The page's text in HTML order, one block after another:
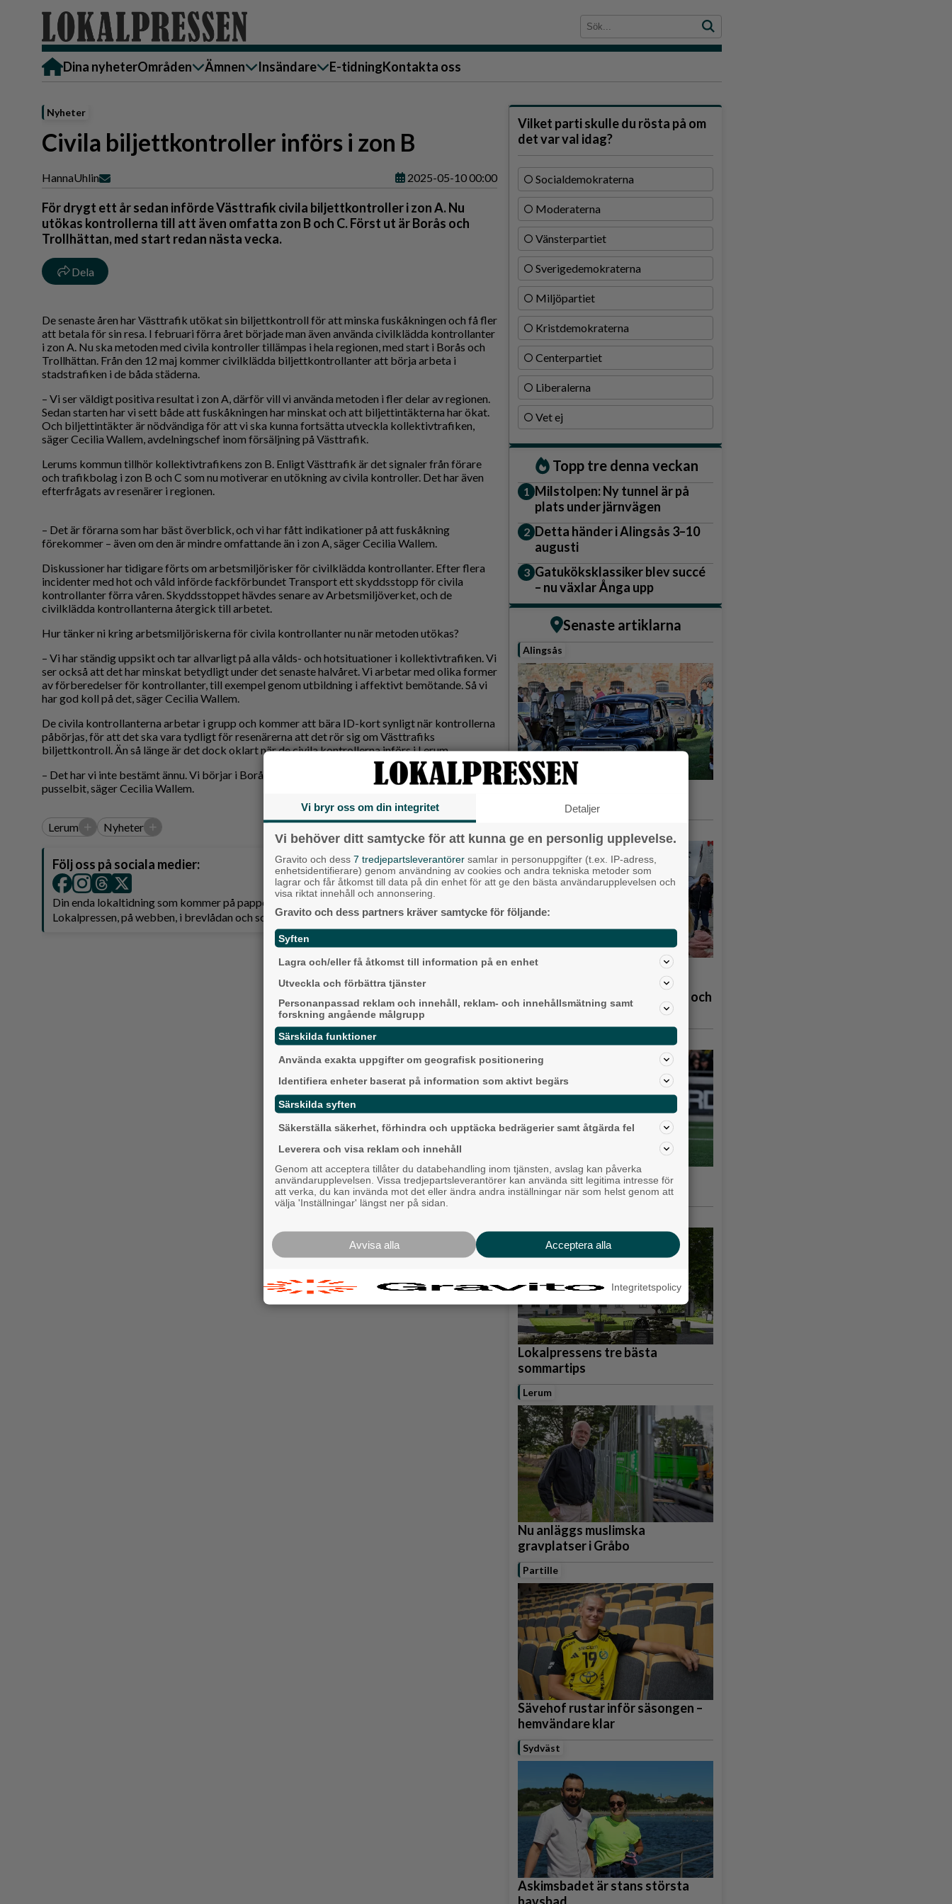
Dina nyheterOmråden
Lerum
Backa/Kärra
Hisingen
Ämnen
Krönika
Nyheter
Näringsliv
Reportage
Sport
Insändare
Härryda
Göteborg
Backa/Kärra
E-tidningKontakta oss
Nyheter
Civila biljettkontroller införs i zon B
HannaUhlin 2025-05-10 00:00
För drygt ett år sedan införde Västtrafik civila biljettkontroller i zon A. Nu
utökas kontrollerna till att även omfatta zon B och C. Först ut är Borås och
Trollhättan, med start redan nästa vecka.
Dela
De senaste åren har Västtrafik utökat sin biljettkontroll för att minska fuskåkningen och få fler
att betala för sin resa. I februari förra året började man även använda civilklädda kontrollanter
i zon A. Nu ska metoden med civila kontroller tillämpas i hela regionen, med start i Borås och
Trollhättan. Från den 12 maj kommer civilklädda biljettkontrollanter att börja arbeta i
stadstrafiken i de båda städerna.
– Vi ser väldigt positiva resultat i zon A, därför vill vi använda metoden i fler delar av regionen.
Sedan starten har vi sett både att fuskåkningen har minskat och att biljettintäkterna har ökat.
Och biljettintäkter är nödvändiga för att vi ska kunna fortsätta utveckla kollektivtrafiken,
säger Cecilia Wallem, avdelningschef inom försäljning på Västtrafik.
Lerums kommun tillhör kollektivtrafikens zon B. Enligt Västtrafik är det signaler från förare
och trafikbolag i zon B och C som nu motiverar en utökning av civila kontroller. Det har även
efterfrågats av resenärer i regionen.
– Det är förarna som har bäst överblick, och vi har fått indikationer på att fuskåkning
förekommer – även om den är mindre omfattande än i zon A, säger Cecilia Wallem.
Diskussioner har tidigare förts om arbetsmiljörisker för civilklädda kontrollanter. Efter flera
incidenter med hot och våld införde fackförbundet Transport ett skyddsstopp för civila
kontrollanter förra våren. Skyddsstoppet hävdes senare av Arbetsmiljöverket, och de
civilklädda kontrollanterna återgick till arbetet.
Hur tänker ni kring arbetsmiljöriskerna för civila kontrollanter nu när metoden utökas?
– Vi har ständig uppsikt och tar allvarligt på alla vålds- och hotsituationer i kollektivtrafiken. Vi
ser också att det har minskat betydligt under det senaste halvåret. Vi arbetar med olika former
av förberedelser för kontrollanter, till exempel genom utbildning i affektivt bemötande. Så vi
har god koll på det, säger Cecilia Wallem.
De civila kontrollanterna arbetar i grupp och kommer att bära ID-kort synligt när kontrollerna
påbörjas, för att det ska vara tydligt för resenärerna att det rör sig om Västtrafiks
biljettkontroll. Än så länge är det dock oklart när de civila kontrollerna införs i Lerum.
– Det har vi inte bestämt ännu. Vi börjar i Borås och Trollhättan, sedan lägger vi nästa
pusselbit, säger Cecilia Wallem.
Lerum + Nyheter +
Följ oss på sociala medier:
Din enda lokaltidning som kommer på papper och är helt GRATIS!
Lokalpressen, på webben, i brevlådan och sociala medier.
Vilket parti skulle du rösta på om
det var val idag?
Socialdemokraterna
Moderaterna
Vänsterpartiet
Sverigedemokraterna
Miljöpartiet
Kristdemokraterna
Centerpartiet
Liberalerna
Vet ej
Topp tre denna veckan
Milstolpen: Ny tunnel är på
plats under järnvägen
Detta händer i Alingsås 3–10
augusti
Gatuköksklassiker blev succé
– nu växlar Ånga upp
Senaste artiklarna
Alingsås
Detta händer i Alingsås 3–10
Karnevalstämning på
Bjöds på trummor, såpbubblor och
Mållöst i det allsvenska
toppmötet
Lokalpressens tre bästa
sommartips
Lerum
Nu anläggs muslimska
gravplatser i Gråbo
Partille
Sävehof rustar inför säsongen –
hemvändare klar
Sydväst
Askimsbadet är stans största
Vi bryr oss om din integritet Detaljer
Vi behöver ditt samtycke för att kunna ge en personlig upplevelse.
Gravito och dess 7 tredjepartsleverantörer samlar in personuppgifter (t.ex. IP-adress,
enhetsidentifierare) genom användning av cookies och andra tekniska metoder som
lagrar och får åtkomst till data på din enhet för att ge den bästa användarupplevelsen och
visa riktat innehåll och annonsering.
Gravito och dess partners kräver samtycke för följande:
Syften
Lagra och/eller få åtkomst till information på en enhet
Utveckla och förbättra tjänster
Personanpassad reklam och innehåll, reklam- och innehållsmätning samt
forskning angående målgrupp
Särskilda funktioner
Använda exakta uppgifter om geografisk positionering
Identifiera enheter baserat på information som aktivt begärs
Särskilda syften
Säkerställa säkerhet, förhindra och upptäcka bedrägerier samt åtgärda fel
Leverera och visa reklam och innehåll
Genom att acceptera tillåter du databehandling inom tjänsten, avslag kan påverka
användarupplevelsen. Vissa tredjepartsleverantörer kan använda sitt legitima intresse för
att verka, du kan invända mot det eller ändra andra inställningar när som helst genom att
välja 'Inställningar' längst ner på sidan.
Acceptera alla
Avvisa alla
Integritetspolicy